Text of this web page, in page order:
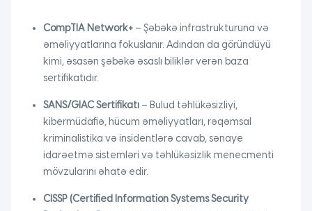
CompTIA Network+ – Şəbəkə infrastrukturuna və
əməliyyatlarına fokuslanır. Adından da göründüyü
kimi, əsasən şəbəkə əsaslı biliklər verən baza
sertifikatıdır.
SANS/GIAC Sertifikatı – Bulud təhlükəsizliyi,
kibermüdafiə, hücum əməliyyatları, rəqəmsal
kriminalistika və insidentlərə cavab, sənaye
idarəetmə sistemləri və təhlükəsizlik menecmenti
mövzularını əhatə edir.
CISSP (Certified Information Systems Security